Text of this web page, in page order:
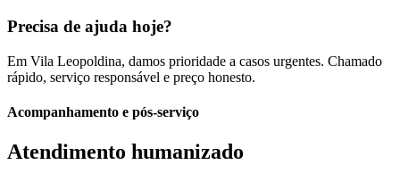
Precisa de ajuda hoje?
Em Vila Leopoldina, damos prioridade a casos urgentes. Chamado
rápido, serviço responsável e preço honesto.
Acompanhamento e pós-serviço
Atendimento humanizado